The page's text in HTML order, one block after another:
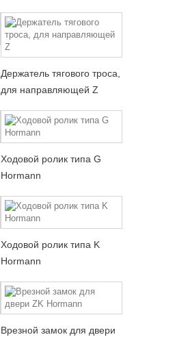
Держатель тягового троса,
для направляющей Z
Ходовой ролик типа G
Hormann
Ходовой ролик типа K
Hormann
Врезной замок для двери